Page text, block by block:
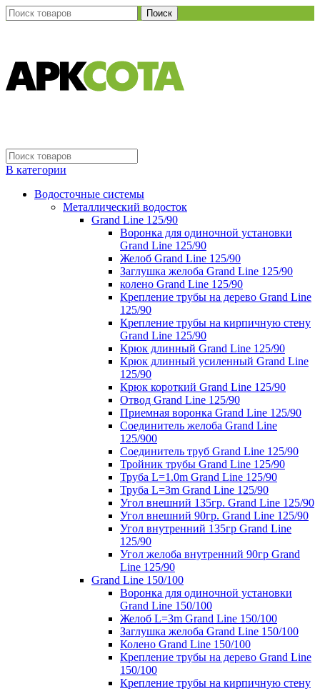
Поиск
В категории
Водосточные системы
Металлический водосток
Grand Line 125/90
Воронка для одиночной установки
Grand Line 125/90
Желоб Grand Line 125/90
Заглушка желоба Grand Line 125/90
колено Grand Line 125/90
Крепление трубы на дерево Grand Line
125/90
Крепление трубы на кирпичную стену
Grand Line 125/90
Крюк длинный Grand Line 125/90
Крюк длинный усиленный Grand Line
125/90
Крюк короткий Grand Line 125/90
Отвод Grand Line 125/90
Приемная воронка Grand Line 125/90
Соединитель желоба Grand Line
125/900
Соединитель труб Grand Line 125/90
Тройник трубы Grand Line 125/90
Труба L=1.0m Grand Line 125/90
Труба L=3m Grand Line 125/90
Угол внешний 135гр. Grand Line 125/90
Угол внешний 90гр. Grand Line 125/90
Угол внутренний 135гр Grand Line
125/90
Угол желоба внутренний 90гр Grand
Line 125/90
Grand Line 150/100
Воронка для одиночной установки
Grand Line 150/100
Желоб L=3m Grand Line 150/100
Заглушка желоба Grand Line 150/100
Колено Grand Line 150/100
Крепление трубы на дерево Grand Line
150/100
Крепление трубы на кирпичную стену